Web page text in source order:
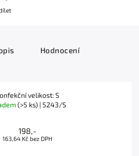
Hodnocení
velikost: S
(>5 ks) | 5243/S
198,-
163,64 Kč bez DPH